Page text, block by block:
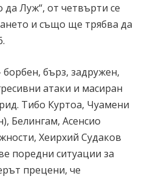
Луж“, от четвърти се
и също ще трябва да
бърз, задружен,
атаки и масиран
Тибо Куртоа, Чуамени
Белингам, Асенсио
Хеирхий Судаков
поредни ситуации за
прецени, че